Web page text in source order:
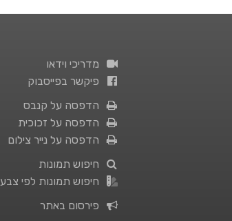
מדריכי וידאו
פיקשר בפייסבוק
הדפסה על קנבס
הדפסה על זכוכית
הדפסה על נייר צילום
חיפוש תמונות
חיפוש תמונות לפי צבע
פירסום באתר